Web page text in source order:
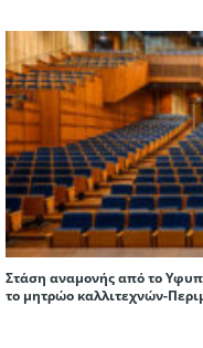
Στάση αναμονής από το
το μητρώο καλλιτεχνών-